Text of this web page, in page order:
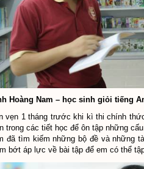
Hoàng Nam – học sinh giỏi tiếng
vẹn 1 tháng trước khi kì thi chính
trong các tiết học để ôn tập những
đã tìm kiếm những bộ đề và những
bớt áp lực về bài tập để em có thể